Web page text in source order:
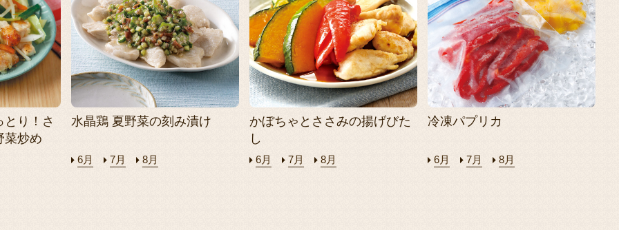
り！さ
菜炒め
水晶鶏 夏野菜の刻み漬け
6月 7月 8月
かぼちゃとささみの揚げびた
し
6月 7月 8月
冷凍パプリカ
6月 7月 8月